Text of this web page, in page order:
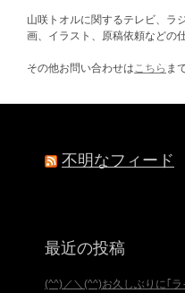
山咲トオルに関するテレビ、ラ
画、イラスト、原稿依頼などの
その他お問い合わせはこちら ま
不明なフィード
最近の投稿
(^^)／＼(^^)お久しぶりに｢ラ